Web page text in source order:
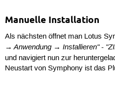
Manuelle Installation
Als nächsten öffnet man Lotus
→ Anwendung → Installieren"-
und navigiert nun zur
Neustart von Symphony ist das